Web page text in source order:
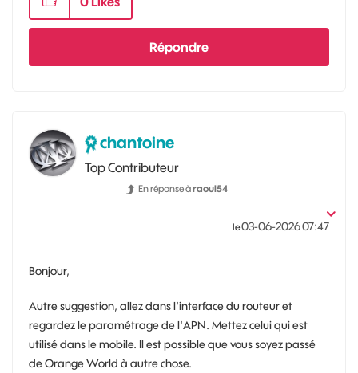
Répondre
chantoine
Top Contributeur
En réponse àraoul54
le‎03-06-202607:47
Bonjour,
Autre suggestion, allez dans l'interface du routeur et
regardez le paramétrage de l'APN. Mettez celui qui est
utilisé dans le mobile. Il est possible que vous soyez passé
de Orange World à autre chose.